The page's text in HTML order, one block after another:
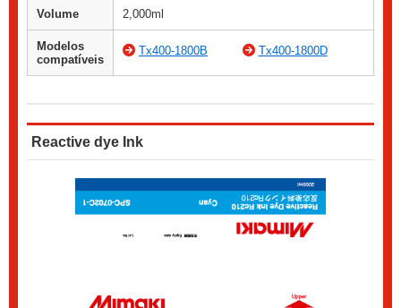
Volume 2,000ml
Modelos
compatíveis
Tx400-1800B Tx400-1800D
Reactive dye Ink